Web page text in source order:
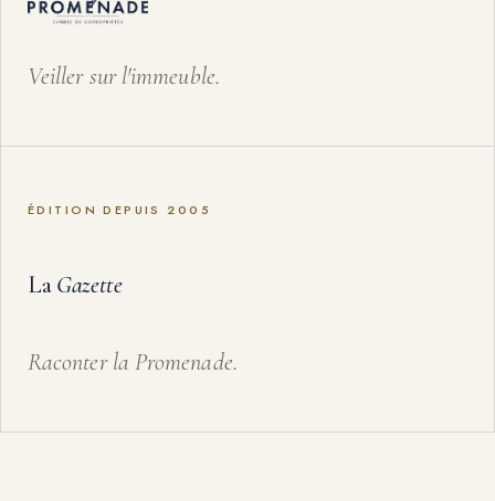
Veiller sur l'immeuble.
ÉDITION DEPUIS 2005
LaGazette
Raconter la Promenade.